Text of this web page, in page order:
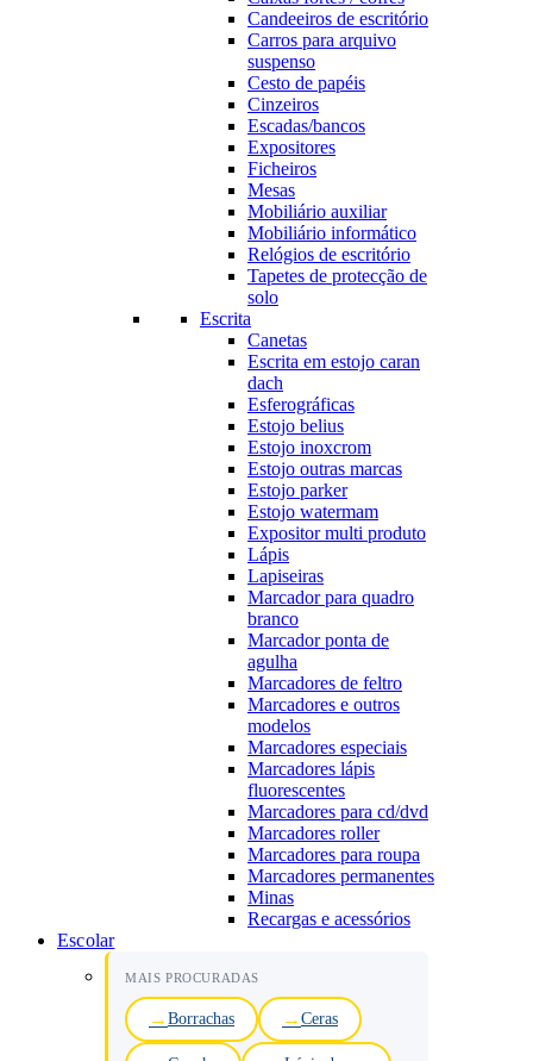
Candeeiros de escritório
Carros para arquivo
suspenso
Cesto de papéis
Cinzeiros
Escadas/bancos
Expositores
Ficheiros
Mesas
Mobiliário auxiliar
Mobiliário informático
Relógios de escritório
Tapetes de protecção de
solo
Escrita
Canetas
Escrita em estojo caran
dach
Esferográficas
Estojo belius
Estojo inoxcrom
Estojo outras marcas
Estojo parker
Estojo watermam
Expositor multi produto
Lápis
Lapiseiras
Marcador para quadro
branco
Marcador ponta de
agulha
Marcadores de feltro
Marcadores e outros
modelos
Marcadores especiais
Marcadores lápis
fluorescentes
Marcadores para cd/dvd
Marcadores roller
Marcadores para roupa
Marcadores permanentes
Minas
Recargas e acessórios
Escolar
MAIS PROCURADAS
Borrachas Ceras